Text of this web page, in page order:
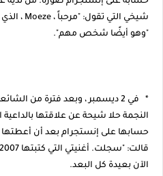
"وهو أيضًا شخص مهم".
* في 2 ديسمبر ، وبعد فترة من
النجمة حلا شيحة عن علاقتها
حسابها على إنستجرام بعد أن أعطتها
الآن بعيدة كل البعد.